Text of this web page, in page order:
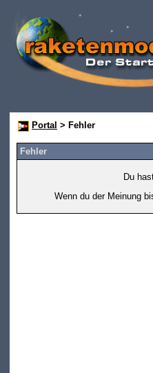
Portal > Fehler
Fehler
Du
Wenn du der Meinung